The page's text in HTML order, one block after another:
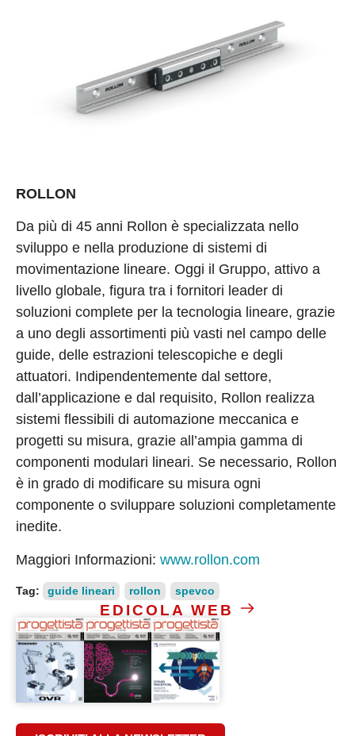
ROLLON
Da più di 45 anni Rollon è specializzata nello
sviluppo e nella produzione di sistemi di
movimentazione lineare. Oggi il Gruppo, attivo a
livello globale, figura tra i fornitori leader di
soluzioni complete per la tecnologia lineare, grazie
a uno degli assortimenti più vasti nel campo delle
guide, delle estrazioni telescopiche e degli
attuatori. Indipendentemente dal settore,
dall’applicazione e dal requisito, Rollon realizza
sistemi flessibili di automazione meccanica e
progetti su misura, grazie all’ampia gamma di
componenti modulari lineari. Se necessario, Rollon
è in grado di modificare su misura ogni
componente o sviluppare soluzioni completamente
inedite.
Maggiori Informazioni: www.rollon.com
Tag: guide lineari rollon spevco
EDICOLA WEB